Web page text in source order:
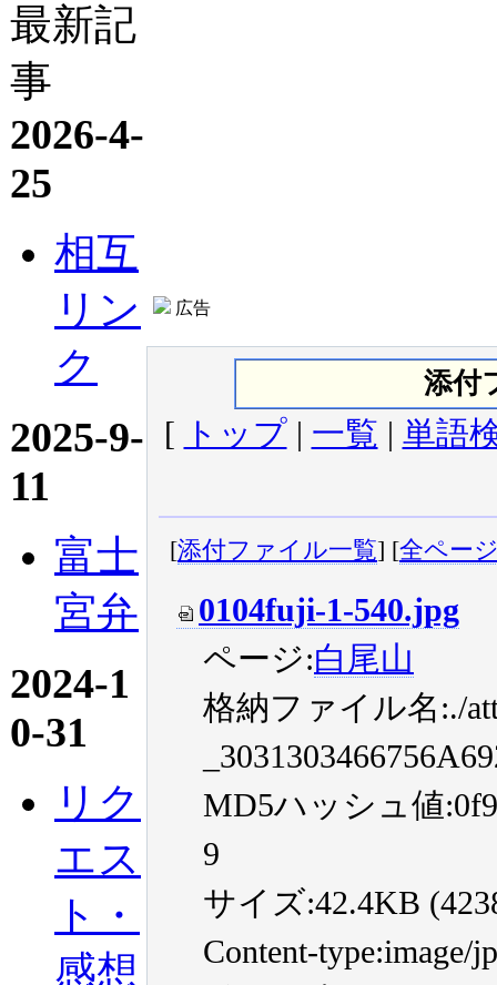
最新記
事
2026-4-
25
相互
リン
ク
2025-9-
11
富士
宮弁
2024-1
0-31
リク
エス
ト・
感想
広告
添付
[ トップ| 一覧 | 単語
[添付ファイル一覧] [全ペー
0104fuji-1-540.jpg
ページ:白尾山
格納ファイル名:./
MD5ハッシュ値
9
サイズ:42.4KB
Content-type:image/